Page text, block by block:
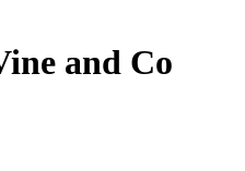
and Co